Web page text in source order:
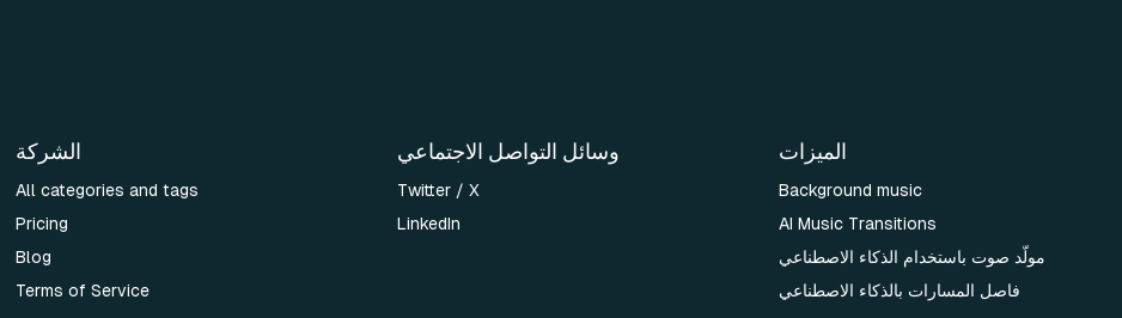
الشركة
All categories and tags
Pricing
Blog
Terms of Service
وسائل التواصل الاجتماعي
Twitter / X
LinkedIn
الميزات
Background music
AI Music Transitions
مولّد صوت باستخدام الذكاء الاصطناعي
فاصل المسارات بالذكاء الاصطناعي